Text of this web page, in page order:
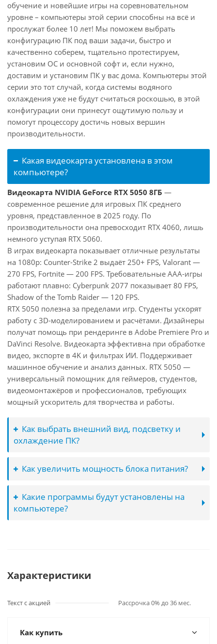
обучение и новейшие игры на соревновательном
уровне – компьютеры этой серии способны на всё и
прослужат более 10 лет! Мы поможем выбрать
конфигурацию ПК под ваши задачи, быстро и
качественно соберем, тщательно протестируем,
установим ОС и основной софт и, если нужно,
доставим и установим ПК у вас дома. Компьютеры этой
серии это тот случай, когда системы водяного
охлаждения уже не будут считаться роскошью, в этой
конфигурации они принесут ощутимую пользу и
помогут процессору достичь новых вершин
производительности.
Какая видеокарта установлена в этом
компьютере?
Видеокарта NVIDIA GeForce RTX 5050 8ГБ —
современное решение для игровых ПК среднего
уровня, представленное в 2025 году. По
производительности она превосходит RTX 4060, лишь
немного уступая RTX 5060.
В играх видеокарта показывает отличные результаты
на 1080p: Counter-Strike 2 выдаёт 250+ FPS, Valorant —
270 FPS, Fortnite — 200 FPS. Требовательные AAA-игры
работают плавно: Cyberpunk 2077 показывает 80 FPS,
Shadow of the Tomb Raider — 120 FPS.
RTX 5050 полезна за пределами игр. Студенты ускорят
работу с 3D-моделированием и расчётами. Дизайнеры
получат помощь при рендеринге в Adobe Premiere Pro и
DaVinci Resolve. Видеокарта эффективна при обработке
видео, экспорте в 4K и фильтрах ИИ. Поддерживает
машинное обучение и анализ данных. RTX 5050 —
универсальный помощник для геймеров, студентов,
видеомонтажёров и профессионалов, требующих
мощный ускоритель для творчества и работы.
Как выбрать внешний вид, подсветку и
охлаждение ПК?
Как увеличить мощность блока питания?
Какие программы будут установлены на
компьютере?
Характеристики
Текст с акцией Рассрочка 0% до 36 мес.
Как купить